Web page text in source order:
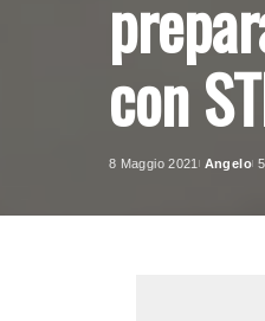
con
8 Maggio 2021
Posted
Angelo